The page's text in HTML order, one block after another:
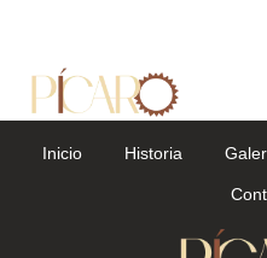
Inicio Historia